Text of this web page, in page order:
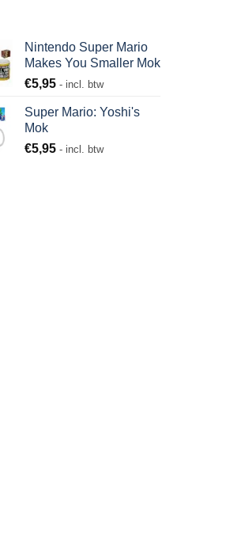
Nintendo Super Mario
Makes You Smaller Mok
€5,95 - incl. btw
Super Mario: Yoshi's
Mok
€5,95 - incl. btw